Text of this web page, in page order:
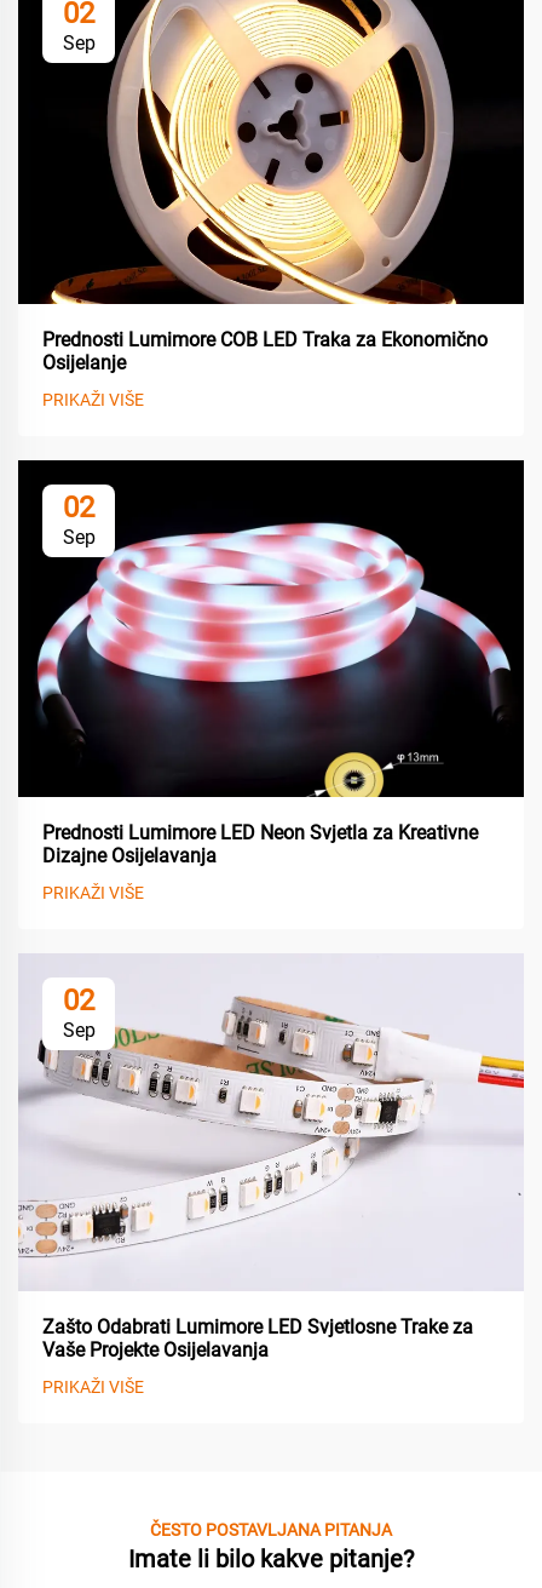
02
Sep
Prednosti Lumimore COB LED Traka za Ekonomično
Osijelanje
PRIKAŽI VIŠE
02
Sep
Prednosti Lumimore LED Neon Svjetla za Kreativne
Dizajne Osijelavanja
PRIKAŽI VIŠE
02
Sep
Zašto Odabrati Lumimore LED Svjetlosne Trake za
Vaše Projekte Osijelavanja
PRIKAŽI VIŠE
ČESTO POSTAVLJANA PITANJA
Imate li bilo kakve pitanje?